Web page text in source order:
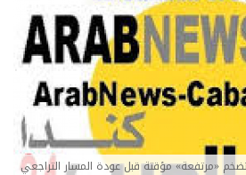
«مرتفعة» مؤقتة قبل عودة المسار التراجعي